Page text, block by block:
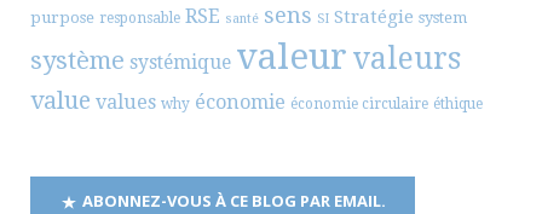
purpose responsable RSE santé sens SI Stratégie system
système systémique valeur valeurs
value values why économie économie circulaire éthique
ABONNEZ-VOUS À CE BLOG PAR EMAIL.